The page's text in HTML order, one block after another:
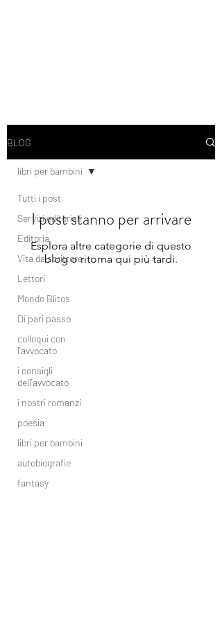
BLOG
Tutti i post
Servizi editoriali
Editoria
Vita da scrittore
Lettori
Mondo Blitos
Di pari passo
colloqui con
l'avvocato
i consigli
dell'avvocato
i nostri romanzi
poesia
libri per bambini
autobiografie
fantasy
libri per bambini
I post stanno per arrivare
Esplora altre categorie di questo
blog o ritorna qui più tardi.